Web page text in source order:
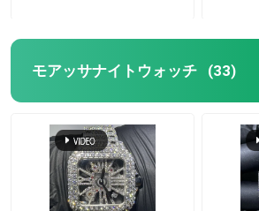
モアッサナイトウォッチ (33)